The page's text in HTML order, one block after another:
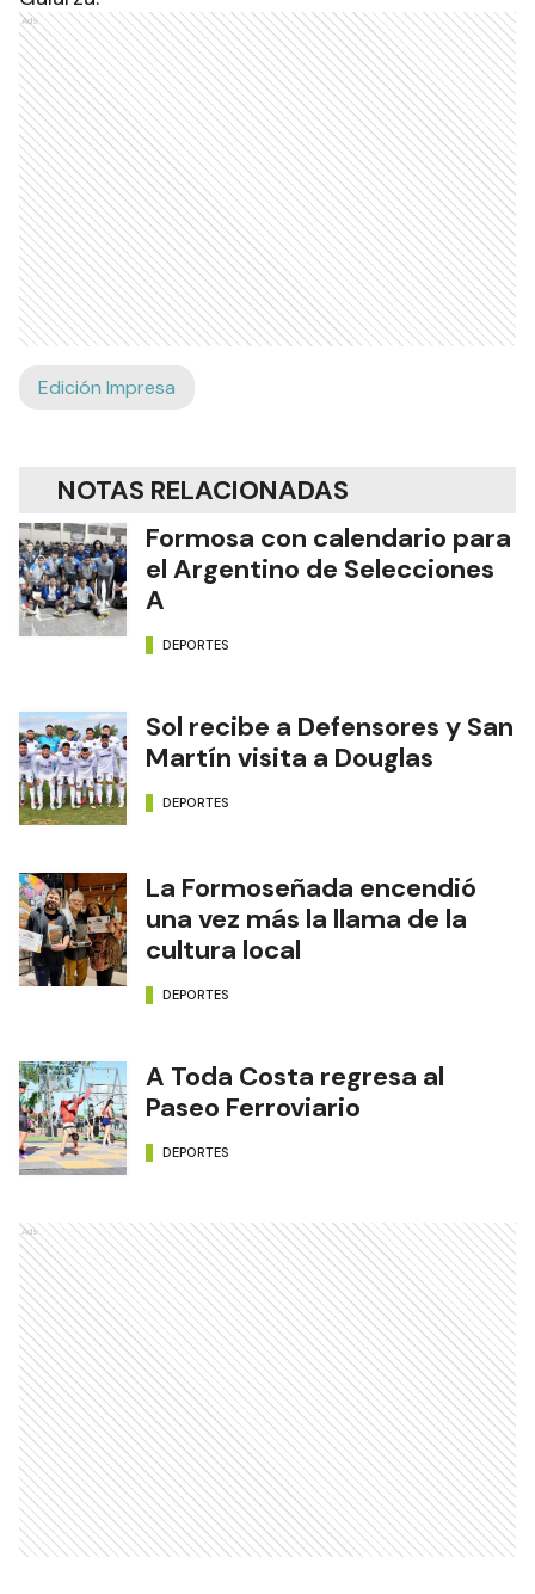
Ads
Edición Impresa
NOTAS RELACIONADAS
Formosa con calendario para
el Argentino de Selecciones
A
DEPORTES
Sol recibe a Defensores y San
Martín visita a Douglas
DEPORTES
La Formoseñada encendió
una vez más la llama de la
cultura local
DEPORTES
A Toda Costa regresa al
Paseo Ferroviario
DEPORTES
Ads